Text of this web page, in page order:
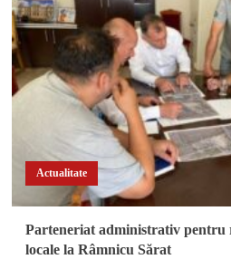
Actualitate
Parteneriat administrativ pentru
locale la Râmnicu Sărat